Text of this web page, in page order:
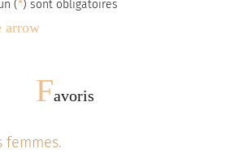
(*) sont obligatoires
Favoris
femmes.